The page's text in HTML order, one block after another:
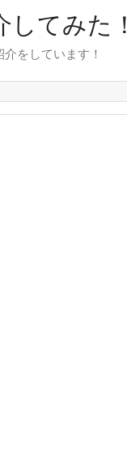
てみた！
をしています！